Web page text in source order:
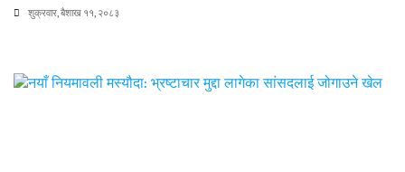
शुक्रवार, बैशाख ११, २०८३